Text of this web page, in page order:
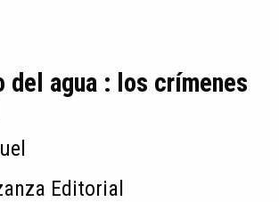
del agua : los crímenes
Editorial